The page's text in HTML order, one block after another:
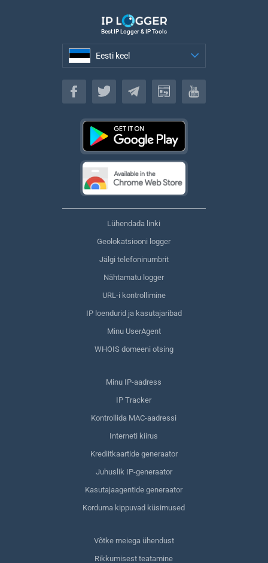
Best IP Logger & IP Tools
Eesti keel
Eesti keel
Lühendada linki
Geolokatsiooni logger
Jälgi telefoninumbrit
Nähtamatu logger
URL-i kontrollimine
IP loendurid ja kasutajaribad
Minu UserAgent
WHOIS domeeni otsing
Minu IP-aadress
IP Tracker
Kontrollida MAC-aadressi
Interneti kiirus
Krediitkaartide generaator
Juhuslik IP-generaator
Kasutajaagentide generaator
Korduma kippuvad küsimused
Võtke meiega ühendust
Rikkumisest teatamine